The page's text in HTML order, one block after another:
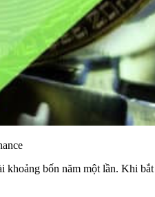
bốn năm một lần. Khi